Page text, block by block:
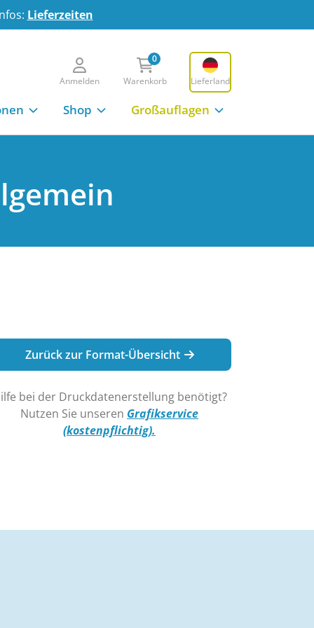
Lieferzeiten
Anmelden
0
Warenkorb
Lieferland
Shop Großauflagen
Zurück zur Format-Übersicht
bei der Druckdatenerstellung benötigt?
Nutzen Sie unseren Grafikservice
(kostenpflichtig).